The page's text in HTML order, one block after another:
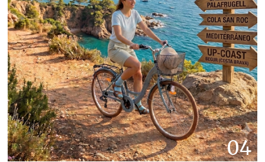
04